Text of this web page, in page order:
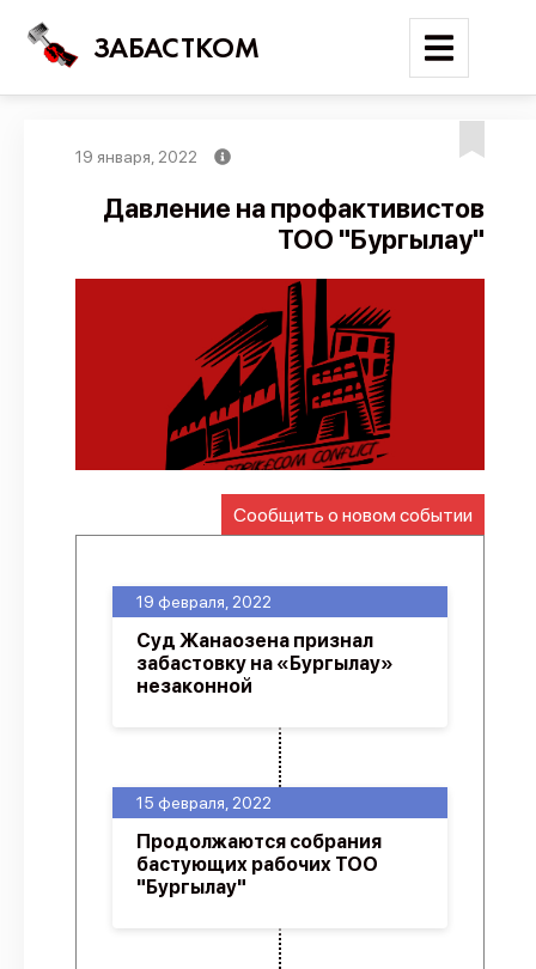
ЗАБАСТКОМ
Поиск
Новости
Карта событий
Трудовые конфликты
Отчеты
Предложить публикацию
API
Политика конфиденциальности
19 января, 2022
Давление на профактивистов
ТОО "Бургылау"
Сообщить о новом событии
15 февраля, 2022
Продолжаются собрания
бастующих рабочих ТОО
"Бургылау"
19 февраля, 2022
Суд Жанаозена признал
забастовку на «Бургылау»
незаконной